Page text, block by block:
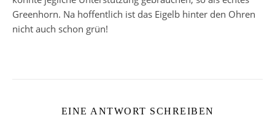
Greenhorn. Na hoffentlich ist das Eigelb hinter den Ohren
nicht auch schon grün!
EINE ANTWORT SCHREIBEN